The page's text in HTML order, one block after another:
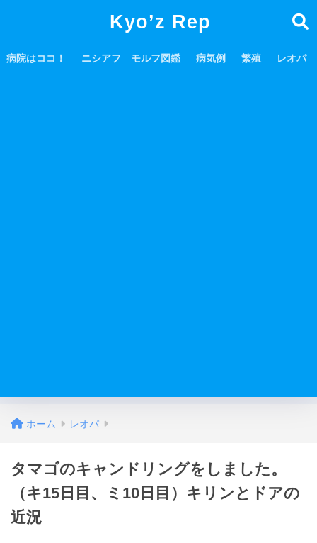
Kyo’z Rep
病院はココ！ ニシアフ モルフ図鑑 病気例 繁殖 レオパ
ホーム レオパ
タマゴのキャンドリングをしました。
（キ15日目、ミ10日目）キリンとドアの
近況